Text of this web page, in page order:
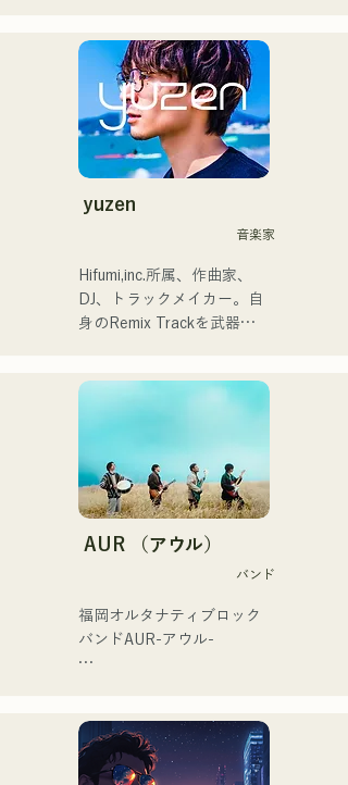
岡まで原付で来たことがあ
る。
└KBCテレビ「お天気コン
サート」でMVが放送された
ことがきっかけで、熊本の
高校生が福岡のライブに来
てくれた。
ランプリ
・オリジナル曲『プリン』
が2024年KBCラジオオープ
ニング曲で採用される
2024年12月24日に大丸パサ
リティーミュージックソン
心に音楽活動を開始。
2022年からKønnyとして、
ソロ名義でも活動を開始。
幼少期から影響を受けてき
た90'sや00'sのR&Bミュー
ジックを取り込み、フレッ
シュなサウンドを追求して
ワークが魅力。
洗練されたスタイルに注目
していただきたい。
yuzen
音楽家
Hifumi,inc.所属、作曲家、
DJ、トラックメイカー。自
身のRemix Trackを武器に
れた現場力は高く評価され
「Re:animation12」
「Porter Robinson JAPAN
tour」「VIRTUAFREAK@
新木場AGEHA」等多数出演
グ、リミックスワークを精
力的に行っており、
VTuber「天輝おこめ」とフ
iTunesエレクトロチャート1
位を記録。同曲はSpotify公
式プレイリスト入りも果た
AUR （アウル）
バンド
福岡オルタナティブロック
バンドAUR-アウル-
それでも、絶えず歩み続け
る